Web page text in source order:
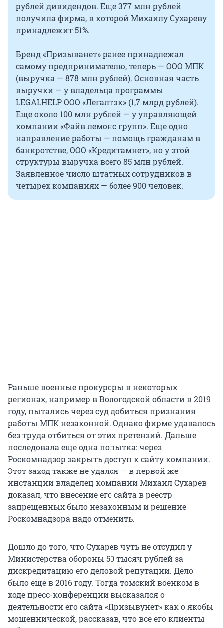
рублей дивидендов. Еще 377 млн рублей
получила фирма, в которой Михаилу Сухареву
принадлежит 51%.
Бренд «Призыванет» ранее принадлежал
самому предпринимателю, теперь — ООО МПК
(выручка — 878 млн рублей). Основная часть
выручки — у владельца программы
LEGALHELP ООО «Легалтэк» (1,7 млрд рублей).
Еще около 100 млн рублей — у управляющей
компании «Файв лемонс групп». Еще одно
направление работы — помощь гражданам в
банкротстве, ООО «Кредитамнет», но у этой
структуры выручка всего 85 млн рублей.
Заявленное число штатных сотрудников в
четырех компаниях — более 900 человек.
Раньше военные прокуроры в некоторых
регионах, например в Вологодской области в 2019
году, пытались через суд добиться признания
работы МПК незаконной. Однако фирме удавалось
без труда отбиться от этих претензий. Дальше
последовала еще одна попытка: через
Роскомнадзор закрыть доступ к сайту компании.
Этот заход также не удался — в первой же
инстанции владелец компании Михаил Сухарев
доказал, что внесение его сайта в реестр
запрещенных было незаконным и решение
Роскомнадзора надо отменить.
Дошло до того, что Сухарев чуть не отсудил у
Министерства обороны 50 тысяч рублей за
дискредитацию его деловой репутации. Дело
было еще в 2016 году. Тогда томский военком в
ходе пресс-конференции высказался о
деятельности его сайта «Призывунет» как о якобы
мошеннической, рассказав, что все его клиенты